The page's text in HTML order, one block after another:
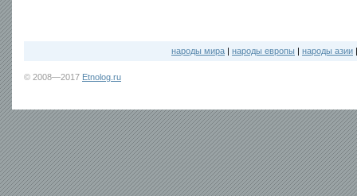
народы мира | народы европы | народы азии
© 2008—2017 Etnolog.ru